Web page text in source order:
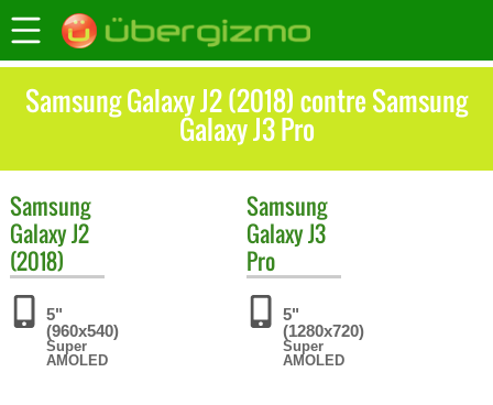
Samsung Galaxy J2 (2018) contre Samsung
Galaxy J3 Pro
Samsung
Galaxy J2
(2018)
5"
(960x540)
Super
AMOLED
Samsung
Galaxy J3
Pro
5"
(1280x720)
Super
AMOLED